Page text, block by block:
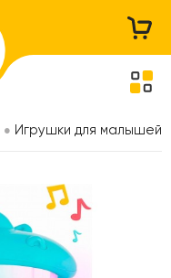
Игрушки для малышей